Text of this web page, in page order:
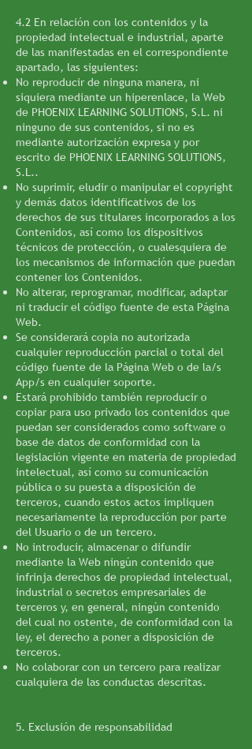
4.2 En relación con los contenidos y la
propiedad intelectual e industrial, aparte
de las manifestadas en el correspondiente
apartado, las siguientes:
No reproducir de ninguna manera, ni
siquiera mediante un hiperenlace, la Web
de PHOENIX LEARNING SOLUTIONS, S.L. ni
ninguno de sus contenidos, si no es
mediante autorización expresa y por
escrito de PHOENIX LEARNING SOLUTIONS,
S.L..
No suprimir, eludir o manipular el copyright
y demás datos identificativos de los
derechos de sus titulares incorporados a los
Contenidos, así como los dispositivos
técnicos de protección, o cualesquiera de
los mecanismos de información que puedan
contener los Contenidos.
No alterar, reprogramar, modificar, adaptar
ni traducir el código fuente de esta Página
Web.
Se considerará copia no autorizada
cualquier reproducción parcial o total del
código fuente de la Página Web o de la/s
App/s en cualquier soporte.
Estará prohibido también reproducir o
copiar para uso privado los contenidos que
puedan ser considerados como software o
base de datos de conformidad con la
legislación vigente en materia de propiedad
intelectual, así como su comunicación
pública o su puesta a disposición de
terceros, cuando estos actos impliquen
necesariamente la reproducción por parte
del Usuario o de un tercero.
No introducir, almacenar o difundir
mediante la Web ningún contenido que
infrinja derechos de propiedad intelectual,
industrial o secretos empresariales de
terceros y, en general, ningún contenido
del cual no ostente, de conformidad con la
ley, el derecho a poner a disposición de
terceros.
No colaborar con un tercero para realizar
cualquiera de las conductas descritas.
5. Exclusión de responsabilidad